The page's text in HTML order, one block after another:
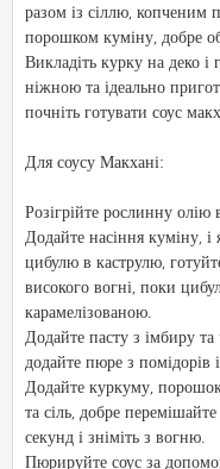
разом із сіллю, копченим
порошком куміну, добре
Викладіть курку на деко
ніжною та ідеально
почніть готувати соус
Для соусу Макхані:
Розігрійте рослинну
Додайте насіння куміну,
цибулю в каструлю,
високого вогні, поки
карамелізованою.
Додайте пасту з імбиру та
додайте пюре з помідорів
Додайте куркуму,
та сіль, добре
секунд і зніміть з вогню.
Пюрируйте соус за